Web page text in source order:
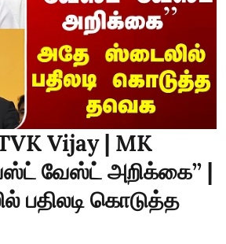
Vijay | MK
வேஸ்ட் அறிக்கை’’ |
பதிலடி கொடுத்த